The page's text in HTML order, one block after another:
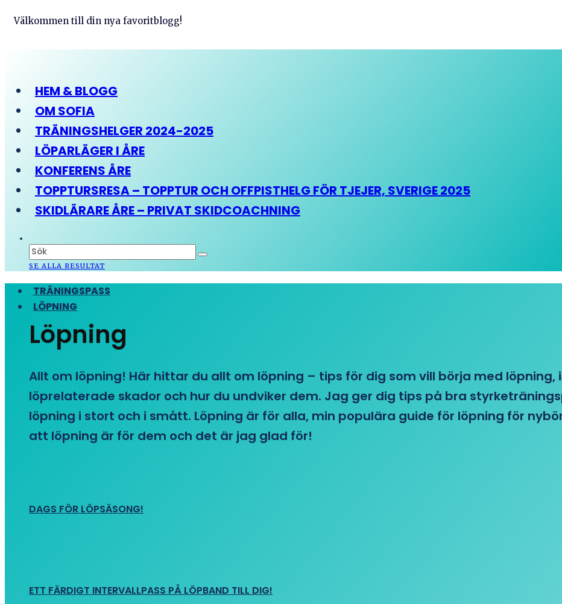
Välkommen till din nya favoritblogg!
HEM & BLOGG
OM SOFIA
TRÄNINGSHELGER 2024-2025
LÖPARLÄGER I ÅRE
KONFERENS ÅRE
TOPPTURSRESA – TOPPTUR OCH OFFPISTHELG FÖR TJEJER, SVERIGE 2025
SKIDLÄRARE ÅRE – PRIVAT SKIDCOACHNING
SE ALLA RESULTAT
TRÄNINGSPASS
LÖPNING
Löpning
Allt om löpning! Här hittar du allt om löpning – tips för dig som vill börja med löpning,
löprelaterade skador och hur du undviker dem. Jag ger dig tips på bra
löpning i stort och i smått. Löpning är för alla, min populära guide för löpning för
att löpning är för dem och det är jag glad för!
DAGS FÖR LÖPSÄSONG!
ETT FÄRDIGT INTERVALLPASS PÅ LÖPBAND TILL DIG!